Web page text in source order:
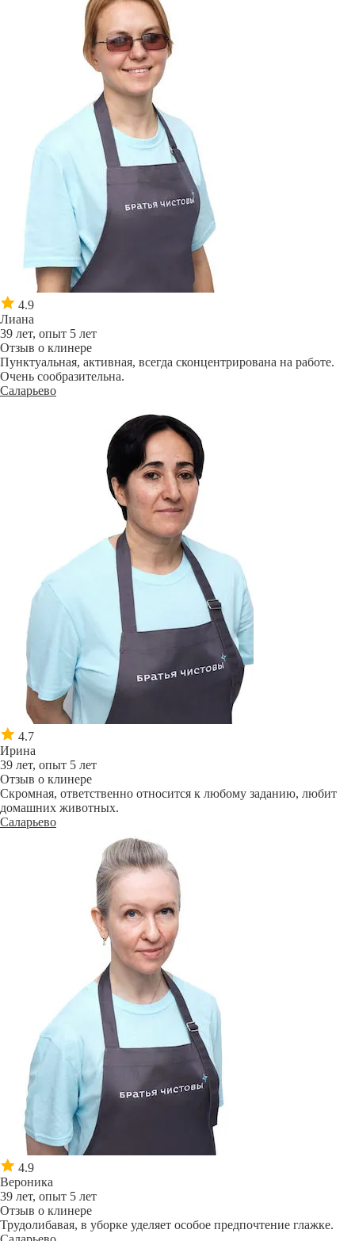
4.9
Лиана
39 лет, опыт 5 лет
Отзыв о клинере
Пунктуальная, активная, всегда сконцентрирована на работе.
Очень сообразительна.
Саларьево
4.7
Ирина
39 лет, опыт 5 лет
Отзыв о клинере
Скромная, ответственно относится к любому заданию, любит
домашних животных.
Саларьево
4.9
Вероника
39 лет, опыт 5 лет
Отзыв о клинере
Трудолибавая, в уборке уделяет особое предпочтение глажке.